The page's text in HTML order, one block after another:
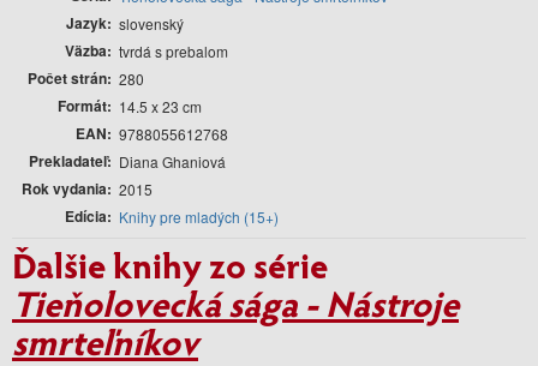
Jazyk slovenský
Väzba tvrdá s prebalom
Počet strán 280
Formát 14.5 x 23 cm
EAN 9788055612768
Prekladateľ Diana Ghaniová
Rok vydania 2015
Edícia Knihy pre mladých (15+)
Ďalšie knihy zo série
Tieňolovecká sága - Nástroje
smrteľníkov